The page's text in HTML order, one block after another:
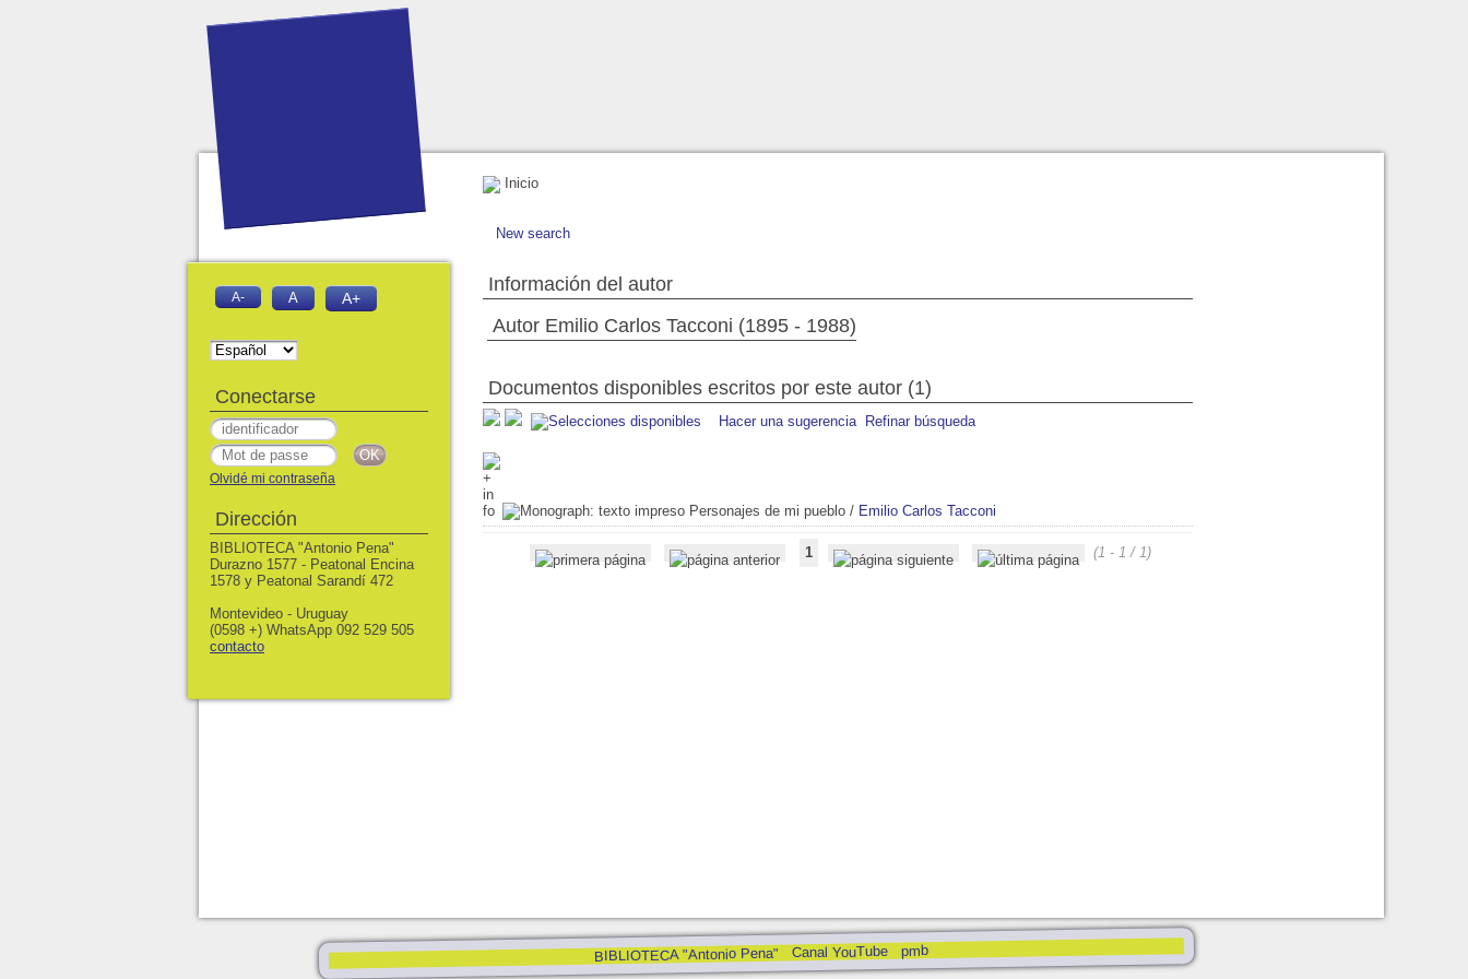
Inicio
New search
Información del autor
Autor Emilio Carlos Tacconi (1895 - 1988)
Documentos disponibles escritos por este autor (1)
Hacer una sugerencia Refinar búsqueda
Personajes de mi pueblo / Emilio Carlos Tacconi
1 (1 - 1 / 1)
BIBLIOTECA "Antonio Pena" Canal YouTube pmb
A- A A+
Conectarse
Olvidé mi contraseña
Dirección
BIBLIOTECA "Antonio Pena"
Durazno 1577 - Peatonal Encina
1578 y Peatonal Sarandí 472
Montevideo - Uruguay
(0598 +) WhatsApp 092 529 505
contacto